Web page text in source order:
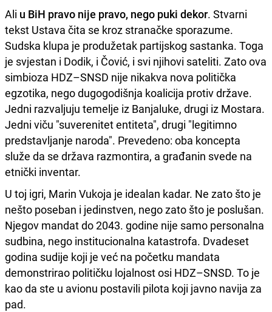
Ali u BiH pravo nije pravo, nego puki dekor. Stvarni
tekst Ustava čita se kroz stranačke sporazume.
Sudska klupa je produžetak partijskog sastanka. Toga
je svjestan i Dodik, i Čović, i svi njihovi sateliti. Zato ova
simbioza HDZ–SNSD nije nikakva nova politička
egzotika, nego dugogodišnja koalicija protiv države.
Jedni razvaljuju temelje iz Banjaluke, drugi iz Mostara.
Jedni viču "suverenitet entiteta", drugi "legitimno
predstavljanje naroda". Prevedeno: oba koncepta
služe da se država razmontira, a građanin svede na
etnički inventar.
U toj igri, Marin Vukoja je idealan kadar. Ne zato što je
nešto poseban i jedinstven, nego zato što je poslušan.
Njegov mandat do 2043. godine nije samo personalna
sudbina, nego institucionalna katastrofa. Dvadeset
godina sudije koji je već na početku mandata
demonstrirao političku lojalnost osi HDZ–SNSD. To je
kao da ste u avionu postavili pilota koji javno navija za
pad.